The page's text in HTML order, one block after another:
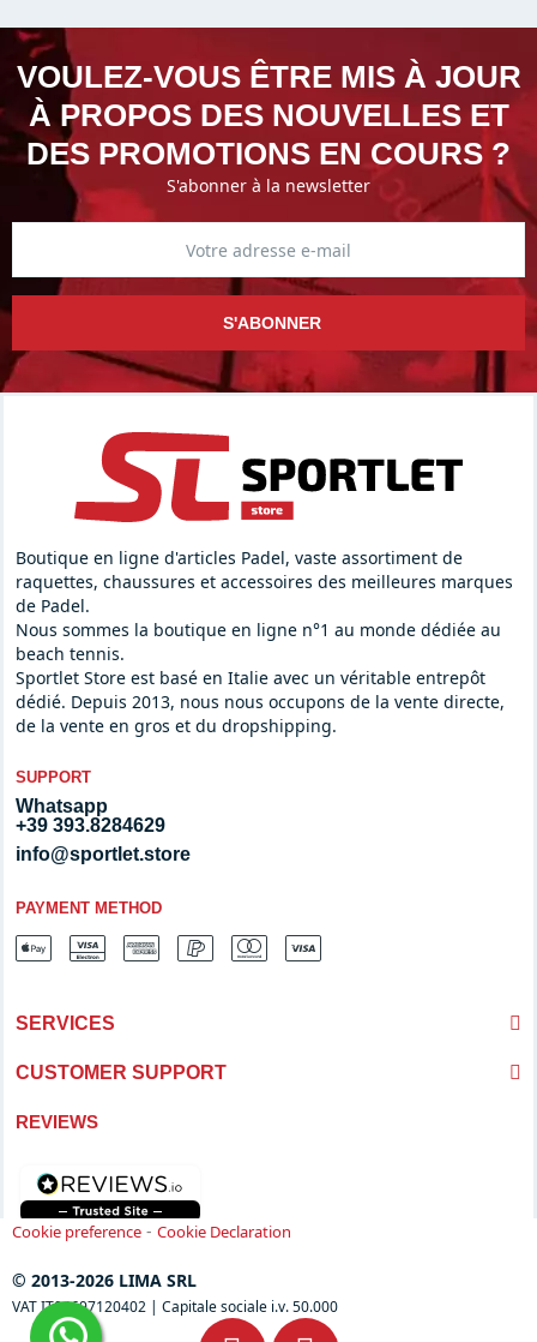
VOULEZ-VOUS ÊTRE MIS À JOUR
À PROPOS DES NOUVELLES ET
DES PROMOTIONS EN COURS ?
S'abonner à la newsletter
S'ABONNER
Boutique en ligne d'articles Padel, vaste assortiment de
raquettes, chaussures et accessoires des meilleures marques
de Padel.
Nous sommes la boutique en ligne n°1 au monde dédiée au
beach tennis.
Sportlet Store est basé en Italie avec un véritable entrepôt
dédié. Depuis 2013, nous nous occupons de la vente directe,
de la vente en gros et du dropshipping.
SUPPORT
Whatsapp
+39 393.8284629
info@sportlet.store
PAYMENT METHOD
SERVICES
CUSTOMER SUPPORT
REVIEWS
Cookie preference - Cookie Declaration
© 2013-2026 LIMA SRL
VAT IT04697120402 | Capitale sociale i.v. 50.000